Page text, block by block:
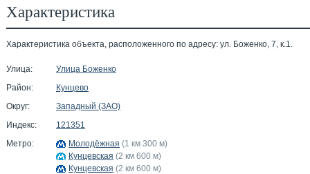
Характеристика
Характеристика объекта, расположенного по адресу: ул. Боженко, 7, к.1.
Улица:
Улица Боженко
Район:
Кунцево
Округ:
Западный (ЗАО)
Индекс:
121351
Метро:
Молодёжная (1 км 300 м)
Кунцевская (2 км 600 м)
Кунцевская (2 км 600 м)